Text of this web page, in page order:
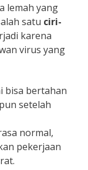
lemah yang
satu ciri-
karena
virus yang
bisa bertahan
setelah
normal,
pekerjaan